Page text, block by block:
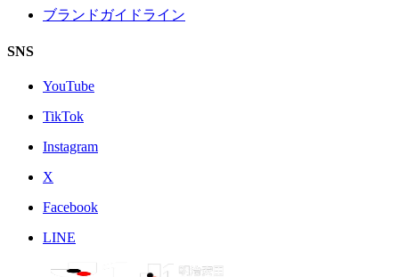
ブランドガイドライン
SNS
YouTube
TikTok
Instagram
X
Facebook
LINE